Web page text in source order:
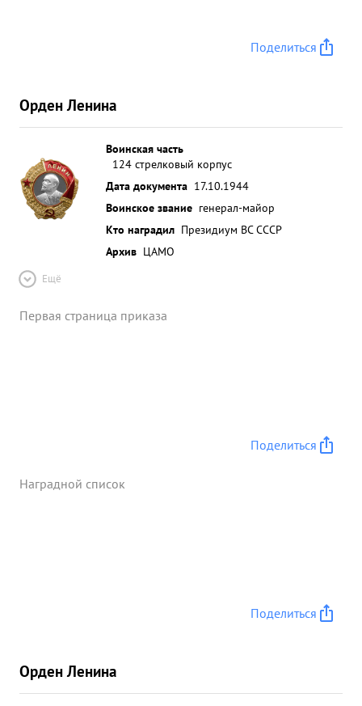
Поделиться
Орден Ленина
Воинская часть
124 стрелковый корпус
Дата документа 17.10.1944
Воинское звание генерал-майор
Кто наградил Президиум ВС СССР
Архив ЦАМО
Ещё
Первая страница приказа
Поделиться
Наградной список
Поделиться
Орден Ленина